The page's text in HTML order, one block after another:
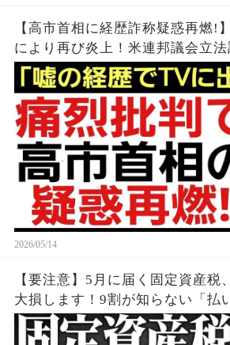
【高市首相に経歴詐称疑惑再燃!
により再び炎上！米連邦議会立
在しない職業…
2026/05/14
【要注意】5月に届く固定資産税
大損します！9割が知らない「払
知書の罠